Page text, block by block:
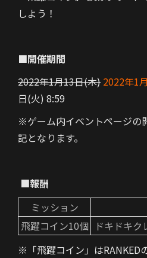
しよう！
■開催期間
2022年1月13日(木) 2022年1
日(火) 8:59
※ゲーム内イベントページの
記となります。
■報酬
ミッション
飛躍コイン10個
ドキドキ
※「飛躍コイン」はRANKED